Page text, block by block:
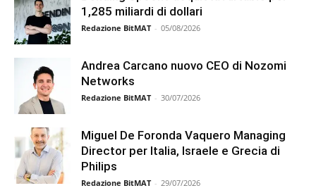
1,285 miliardi di dollari
Redazione BitMAT - 05/08/2026
Andrea Carcano nuovo CEO di Nozomi
Networks
Redazione BitMAT - 30/07/2026
Miguel De Foronda Vaquero Managing
Director per Italia, Israele e Grecia di
Philips
Redazione BitMAT - 29/07/2026